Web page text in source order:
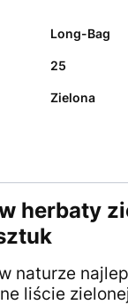
Long-Bag
25
Zielona
herbaty
naturze
liście